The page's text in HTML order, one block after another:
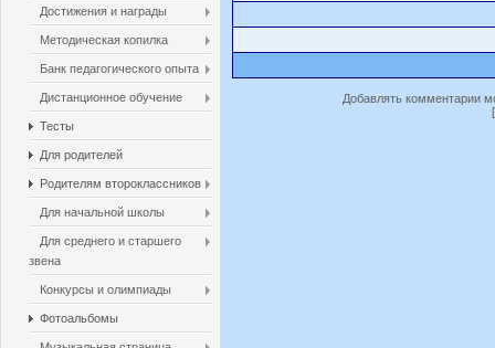
Достижения и награды
Методическая копилка
Банк педагогического опыта
Дистанционное обучение
Тесты
Для родителей
Родителям второклассников
Для начальной школы
Для среднего и старшего
звена
Конкурсы и олимпиады
Фотоальбомы
Добавлять комментарии